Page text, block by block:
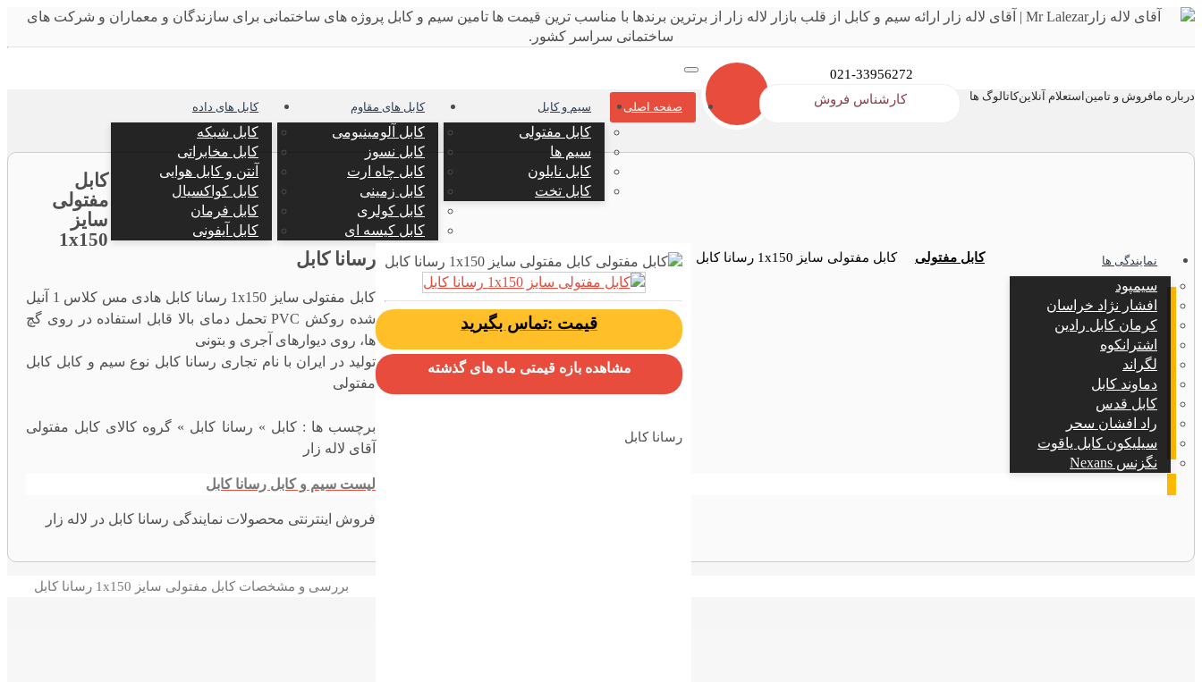
درباره مافروش و تامین استعلام آنلاینکاتالوگ ها
021-33956272
کارشناس فروش
صفحه اصلی سیم و کابل
کابل مفتولی
سیم ها
کابل نایلون
کابل تخت
کابل های مقاوم
کابل آلومینیومی
کابل نسوز
کابل چاه ارت
کابل زمینی
کابل کولری
کابل کیسه ای
کابل های داده
کابل شبکه
کابل مخابراتی
آنتن و کابل هوایی
کابل کواکسیال
کابل فرمان
کابل آیفونی
نمایندگی ها
سیمپود
افشار نژاد خراسان
کرمان کابل رادین
اشترانکوه
لگراند
دماوند کابل
کابل قدس
راد افشان سحر
سیلیکون کابل یاقوت
نگزنس Nexans
کابل مفتولی کابل مفتولی سایز 1x150 رسانا کابل
قیمت :تماس بگیرید
مشاهده بازه قیمتی ماه های گذشته
رسانا کابل
کابل
مفتولی
سایز
1x150
رسانا کابل
کابل مفتولی سایز 1x150 رسانا کابل هادی مس کلاس 1 آنیل
شده روکش PVC تحمل دمای بالا قابل استفاده در روی گچ
ها، روی دیوارهای آجری و بتونی
تولید در ایران با نام تجاری رسانا کابل نوع سیم و کابل کابل
مفتولی
برچسب ها : کابل » رسانا کابل » گروه کالای کابل مفتولی
آقای لاله زار
لیست سیم و کابل رسانا کابل
فروش اینترنتی محصولات نمایندگی رسانا کابل در لاله زار
بررسی و مشخصات کابل مفتولی سایز 1x150 رسانا کابل